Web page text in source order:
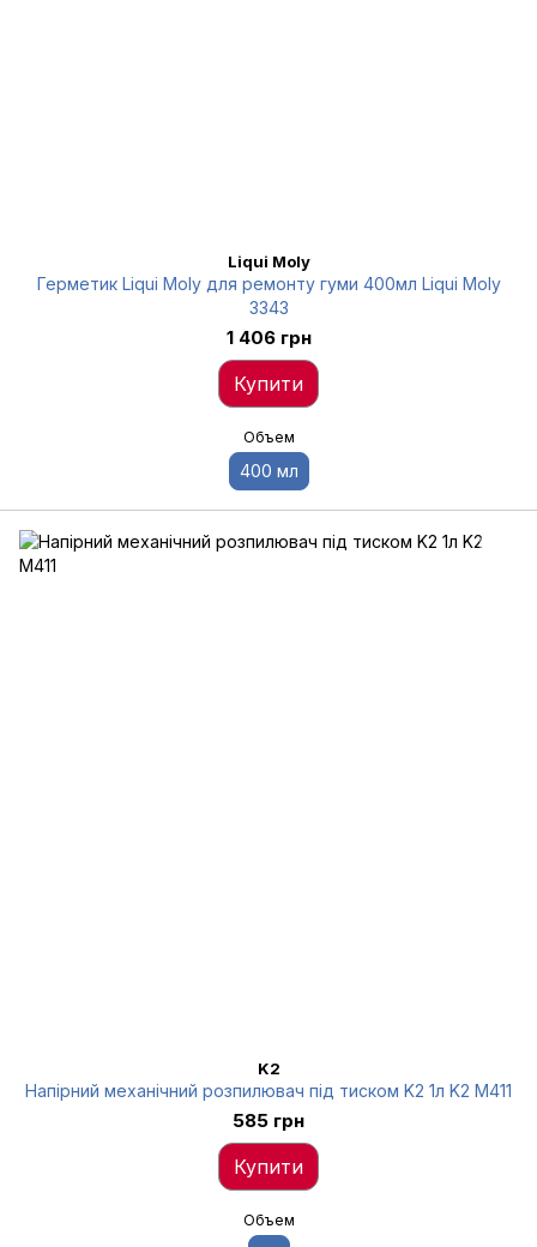
Liqui Moly
Герметик Liqui Moly для ремонту гуми 400мл Liqui Moly
3343
1 406 грн
Купити
Объем
400 мл
K2
Напірний механічний розпилювач під тиском K2 1л K2 M411
585 грн
Купити
Объем